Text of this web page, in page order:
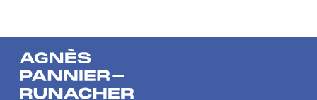
pollueurs